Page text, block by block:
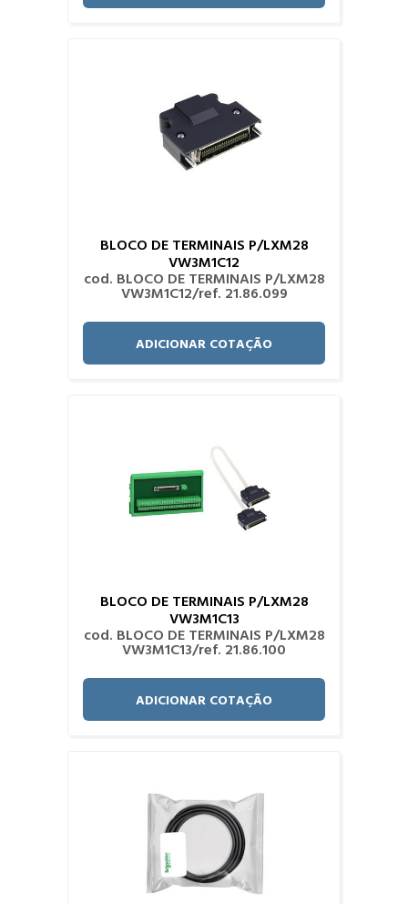
BLOCO DE TERMINAIS P/LXM28
VW3M1C12
cod. BLOCO DE TERMINAIS P/LXM28
VW3M1C12/ref. 21.86.099
ADICIONAR COTAÇÃO
BLOCO DE TERMINAIS P/LXM28
VW3M1C13
cod. BLOCO DE TERMINAIS P/LXM28
VW3M1C13/ref. 21.86.100
ADICIONAR COTAÇÃO